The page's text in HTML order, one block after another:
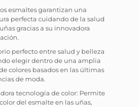
esmaltes garantizan una
perfecta cuidando de la salud
gracias a su innovadora
perfecto entre salud y belleza
elegir dentro de una amplia
colores basados en las últimas
de moda.
tecnología de color: Permite
del esmalte en las uñas,